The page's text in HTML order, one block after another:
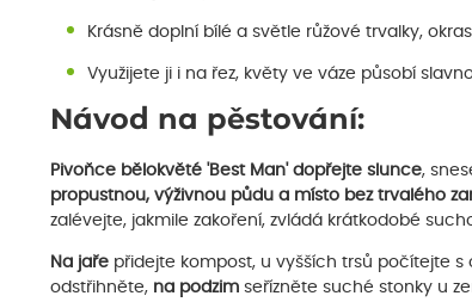
Krásně doplní bílé a světle růžové trvalky,
Využijete ji i na řez, květy ve váze působí
Návod na pěstování:
Pivoňce bělokvěté 'Best Man' dopřejte slunce,
propustnou, výživnou půdu a místo bez trvalého
zalévejte, jakmile zakoření, zvládá krátkodobé
Na jaře přidejte kompost, u vyšších trsů počítejte
odstřihněte, na podzim seřízněte suché stonky u